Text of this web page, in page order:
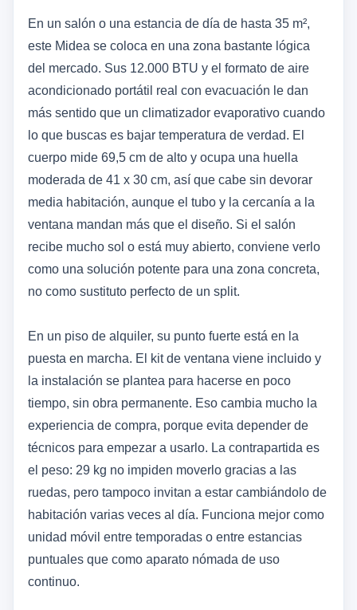
En un salón o una estancia de día de hasta 35 m²,
este Midea se coloca en una zona bastante lógica
del mercado. Sus 12.000 BTU y el formato de aire
acondicionado portátil real con evacuación le dan
más sentido que un climatizador evaporativo cuando
lo que buscas es bajar temperatura de verdad. El
cuerpo mide 69,5 cm de alto y ocupa una huella
moderada de 41 x 30 cm, así que cabe sin devorar
media habitación, aunque el tubo y la cercanía a la
ventana mandan más que el diseño. Si el salón
recibe mucho sol o está muy abierto, conviene verlo
como una solución potente para una zona concreta,
no como sustituto perfecto de un split.
En un piso de alquiler, su punto fuerte está en la
puesta en marcha. El kit de ventana viene incluido y
la instalación se plantea para hacerse en poco
tiempo, sin obra permanente. Eso cambia mucho la
experiencia de compra, porque evita depender de
técnicos para empezar a usarlo. La contrapartida es
el peso: 29 kg no impiden moverlo gracias a las
ruedas, pero tampoco invitan a estar cambiándolo de
habitación varias veces al día. Funciona mejor como
unidad móvil entre temporadas o entre estancias
puntuales que como aparato nómada de uso
continuo.